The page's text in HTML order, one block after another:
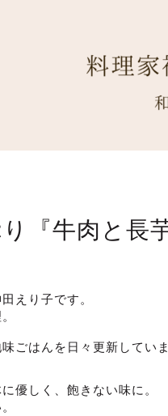
『牛肉と長
えり子です。
ごはんを日々更新していま
優しく、飽きない味に。